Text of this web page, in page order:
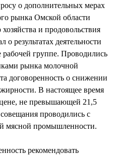
о дополнительных мерах
рынка Омской области
и продовольствия
результатах деятельности
группе. Проводились
рынка молочной
договоренность о снижении
В настоящее время
цене, не превышающей 21,5
проводились с
мясной промышленности.
рекомендовать